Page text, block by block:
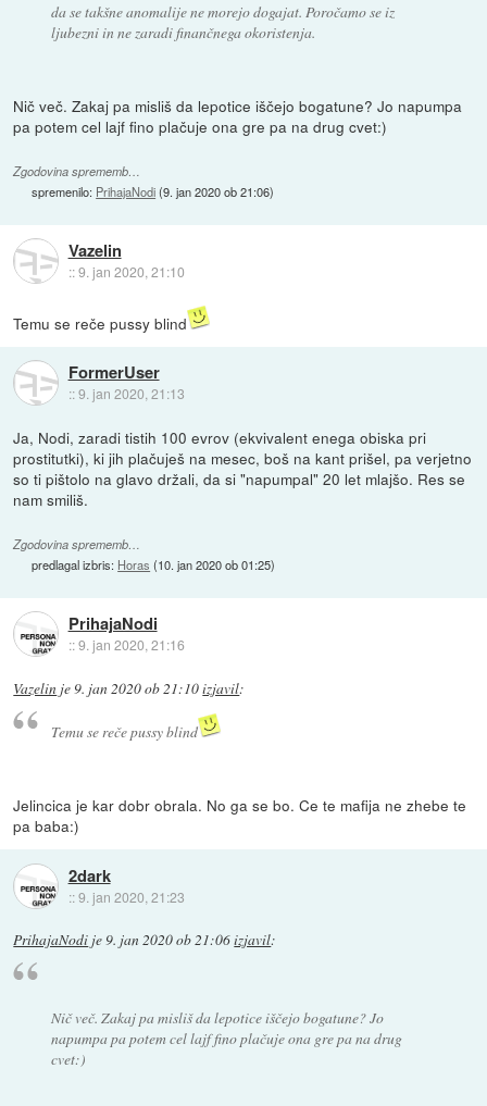
da se takšne anomalije ne morejo dogajat. Poročamo se iz
ljubezni in ne zaradi finančnega okoristenja.
Nič več. Zakaj pa misliš da lepotice iščejo bogatune? Jo napumpa
pa potem cel lajf fino plačuje ona gre pa na drug cvet:)
Zgodovina sprememb…
spremenilo: PrihajaNodi(9. jan 2020 ob 21:06)
Vazelin
::9. jan 2020, 21:10
Temu se reče pussy blind
FormerUser
::9. jan 2020, 21:13
Ja, Nodi, zaradi tistih 100 evrov (ekvivalent enega obiska pri
prostitutki), ki jih plačuješ na mesec, boš na kant prišel, pa verjetno
so ti pištolo na glavo držali, da si "napumpal" 20 let mlajšo. Res se
nam smiliš.
Zgodovina sprememb…
predlagal izbris: Horas (10. jan 2020 ob 01:25)
PrihajaNodi
::9. jan 2020, 21:16
Vazelin je9. jan 2020 ob 21:10izjavil:
Temu se reče pussy blind
Jelincica je kar dobr obrala. No ga se bo. Ce te mafija ne zhebe te
pa baba:)
2dark
::9. jan 2020, 21:23
PrihajaNodi je9. jan 2020 ob 21:06izjavil:
Nič več. Zakaj pa misliš da lepotice iščejo bogatune? Jo
napumpa pa potem cel lajf fino plačuje ona gre pa na drug
cvet:)